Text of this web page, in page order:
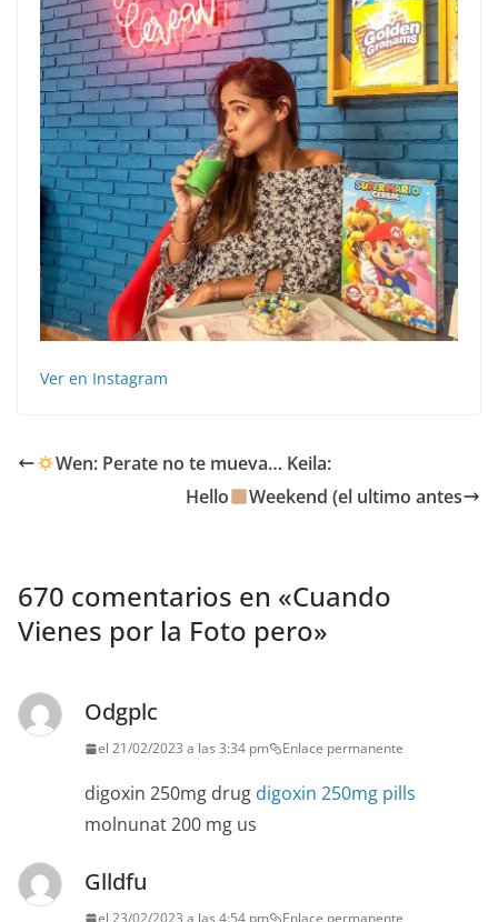
Ver en Instagram
Wen: Perate no te mueva… Keila:
Hello
Weekend (el ultimo antes
670 comentarios en «Cuando
Vienes por la Foto pero»
Odgplc
el 21/02/2023 a las 3:34 pm Enlace permanente
digoxin 250mg drug digoxin 250mg pills
molnunat 200 mg us
Glldfu